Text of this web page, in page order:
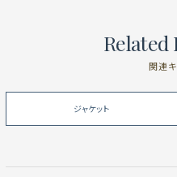
Related
関連
ジャケット